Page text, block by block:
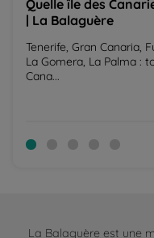
Quelle île des
| La Balaguère
Tenerife, Gran Canaria,
La Gomera, La Palma :
Cana...
La Balaguère est une